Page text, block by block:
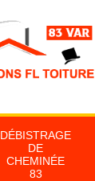
DÉBISTRAGE
DE
CHEMINÉE
83